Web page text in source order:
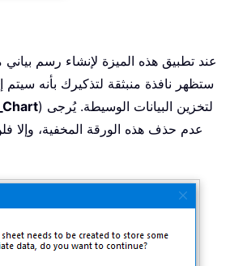
ستظهر نافذة منبثقة لتذكيرك بأنه
) لتخزين البيانات الوسيطة. يُرجى
عدم حذف هذه الورقة المخفية،